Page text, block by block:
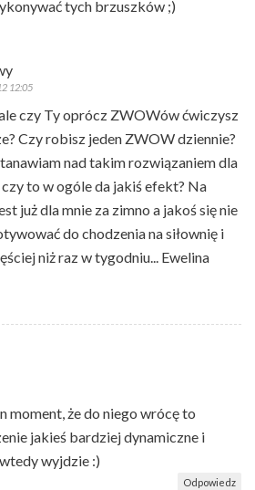
tych brzuszków ;)
12:05
czy Ty oprócz ZWOWów ćwiczysz
Czy robisz jeden ZWOW dziennie?
nad takim rozwiązaniem dla
czy to w ogóle da jakiś efekt? Na
już dla mnie za zimno a jakoś się nie
do chodzenia na siłownię i
niż raz w tygodniu... Ewelina
moment, że do niego wrócę to
jakieś bardziej dynamiczne i
wyjdzie :)
Odpowiedz